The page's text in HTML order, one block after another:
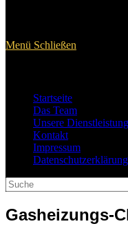
Menü Schließen
Startseite
Das Team
Unsere
Kontakt
Impressum
Datenschutzerklärung
Gasheizungs-